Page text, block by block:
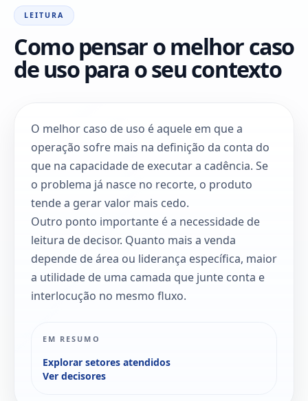
LEITURA
Como pensar o melhor caso
de uso para o seu contexto
O melhor caso de uso é aquele em que a
operação sofre mais na definição da conta do
que na capacidade de executar a cadência. Se
o problema já nasce no recorte, o produto
tende a gerar valor mais cedo.
Outro ponto importante é a necessidade de
leitura de decisor. Quanto mais a venda
depende de área ou liderança específica, maior
a utilidade de uma camada que junte conta e
interlocução no mesmo fluxo.
EM RESUMO
Explorar setores atendidos
Ver decisores